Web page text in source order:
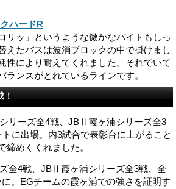
ハードR
リッ」というような微かなバイトもしっ
えたバスは波消ブロックの中で掛けまし
性により耐えてくれました。それでいて
ランスがとれているラインです。
！
リーズ全4戦、JBⅡ霞ヶ浦シリーズ全3
に出場。内3試合で表彰台に上がること
締めくくれました。
全4戦、JBⅡ霞ヶ浦シリーズ全3戦、全
。EGチームの霞ヶ浦での強さを証明す